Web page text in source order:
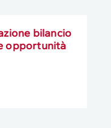
bilancio
opportunità